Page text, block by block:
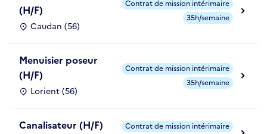
(H/F)
Caudan (56)
Contrat de mission intérimaire
35h/semaine
Menuisier poseur
(H/F)
Lorient (56)
Contrat de mission intérimaire
35h/semaine
Canalisateur (H/F)
Contrat de mission intérimaire